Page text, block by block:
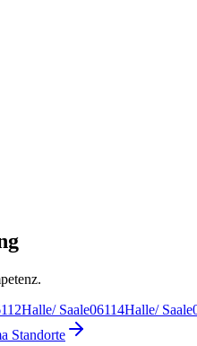
Halle/ Saale06114Halle/ Saale
Standorte